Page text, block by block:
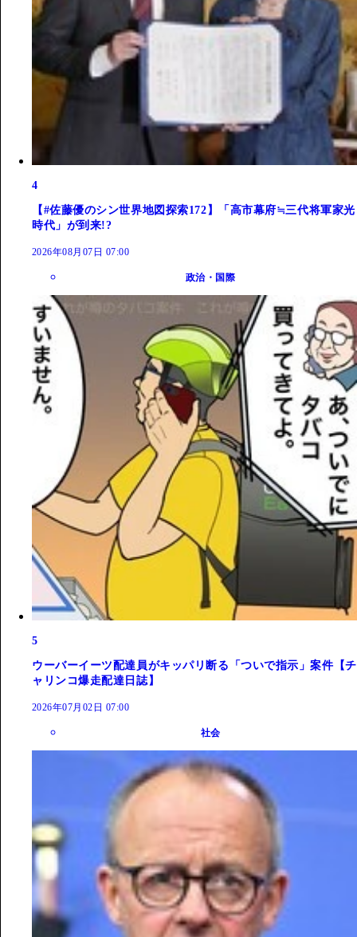
4
【#佐藤優のシン世界地図探索172】「高市幕府≒三代将軍家光
時代」が到来!?
2026年08月07日 07:00
政治・国際
5
ウーバーイーツ配達員がキッパリ断る「ついで指示」案件【チ
ャリンコ爆走配達日誌】
2026年07月02日 07:00
社会